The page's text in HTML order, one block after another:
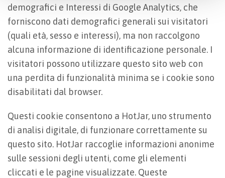
demografici e Interessi di Google Analytics, che
forniscono dati demografici generali sui visitatori
(quali età, sesso e interessi), ma non raccolgono
alcuna informazione di identificazione personale. I
visitatori possono utilizzare questo sito web con
una perdita di funzionalità minima se i cookie sono
disabilitati dal browser.
Questi cookie consentono a HotJar, uno strumento
di analisi digitale, di funzionare correttamente su
questo sito. HotJar raccoglie informazioni anonime
sulle sessioni degli utenti, come gli elementi
cliccati e le pagine visualizzate. Queste